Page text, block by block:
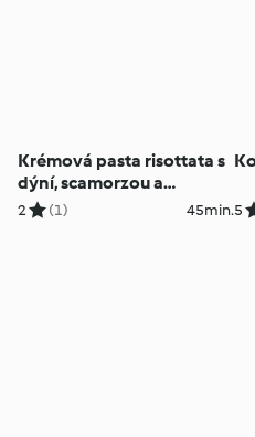
Krémová pasta risottata s
dýní, scamorzou a
pecorinem
2 (1) 45min.5